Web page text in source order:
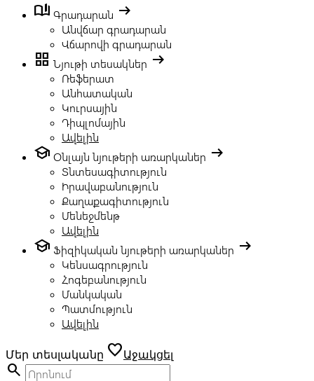
book_ribbon Գրադարան arrow_right_alt
Անվճար գրադարան
Վճարովի գրադարան
grid_view Նյութի տեսակներ arrow_right_alt
Ռեֆերատ
Անհատական
Կուրսային
Դիպլոմային
Ավելին
school Օնլայն նյութերի առարկաներ arrow_right_alt
Տնտեսագիտություն
Իրավաբանություն
Քաղաքագիտություն
Մենեջմենթ
Ավելին
school Ֆիզիկական նյութերի առարկաներ arrow_right_alt
Կենսագրություն
Հոգեբանություն
Մանկական
Պատմություն
Ավելին
Մեր տեսլականը favoriteԱջակցել
search